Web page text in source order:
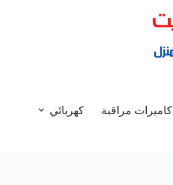
كاميرات مراقبة كهربائي